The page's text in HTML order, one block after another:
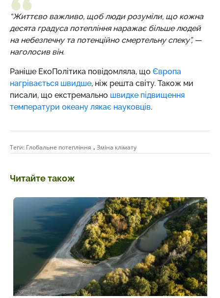
“Життєво важливо, щоб люди розуміли, що кожна
десята градуса потепління наражає більше людей
на небезпечну та потенційно смертельну спеку”, —
наголосив він.
Раніше ЕкоПолітика повідомляла, що Європа
нагрівається швидше, ніж решта світу. Також ми
писали, що екстремально швидке підвищення
температури океану лякає науковців.
Теги: Глобальне потепління , Зміна клімату
Читайте також